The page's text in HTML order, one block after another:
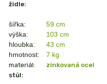
židle:
šířka:
59 cm
výška:
103 cm
hloubka:
43 cm
hmotnost:
7 kg
materiál:
zinkovaná ocel
stůl: